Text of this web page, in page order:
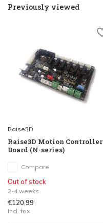
Previously viewed
Raise3D
Raise3D Motion Controller
Board (N-series)
Compare
Out of stock
2-4 weeks
€120,99
Incl. tax